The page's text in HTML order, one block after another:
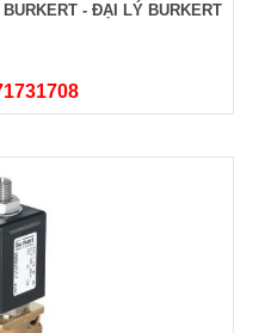
- ĐẠI LÝ BURKERT